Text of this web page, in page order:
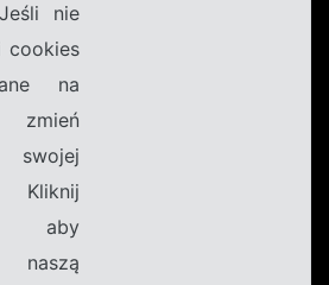
nie
cookies
na
zmień
Kliknij
aby
naszą